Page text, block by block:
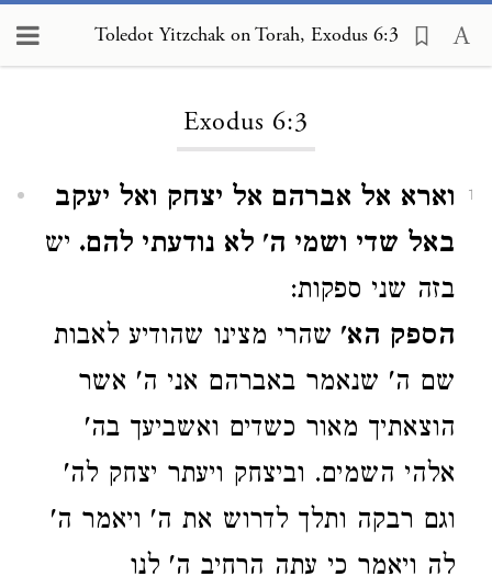
Toledot Yitzchak on Torah, Exodus 6:3
Exodus 6:3
1
וארא אל אברהם אל יצחק ואל יעקב
באל שדי ושמי ה' לא נודעתי להם. יש
בזה שני ספקות:
הספק הא' שהרי מצינו שהודיע לאבות
שם ה' שנאמר באברהם אני ה' אשר
הוצאתיך מאור כשדים ואשביעך בה'
אלהי השמים. וביצחק ויעתר יצחק לה'
וגם רבקה ותלך לדרוש את ה' ויאמר ה'
לה ויאמר כי עתה הרחיב ה' לנו